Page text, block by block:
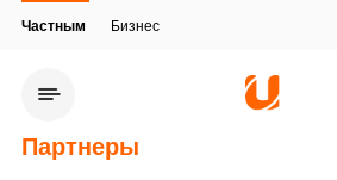
Частным Бизнес
Партнеры